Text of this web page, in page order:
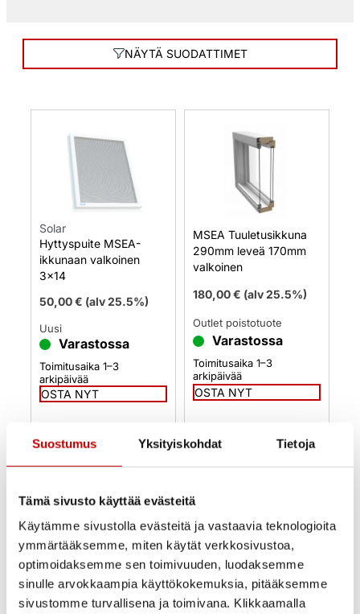
Suostumus Yksityiskohdat Tietoja
Tämä sivusto käyttää evästeitä
Käytämme sivustolla evästeitä ja vastaavia teknologioita
ymmärtääksemme, miten käytät verkkosivustoa,
optimoidaksemme sen toimivuuden, luodaksemme
sinulle arvokkaampia käyttökokemuksia, pitääksemme
sivustomme turvallisena ja toimivana. Klikkaamalla
NÄYTÄ SUODATTIMET
Solar
Hyttyspuite MSEA-
ikkunaan valkoinen
3×14
50,00€ (alv 25.5%)
Uusi
Varastossa
Toimitusaika 1–3
arkipäivää
OSTA NYT
MSEA Tuuletusikkuna
290mm leveä 170mm
valkoinen
180,00€ (alv 25.5%)
Outlet poistotuote
Varastossa
Toimitusaika 1–3
arkipäivää
OSTA NYT
MSEA Tuuletusluukku
290mm leveä 170mm
valkoinen